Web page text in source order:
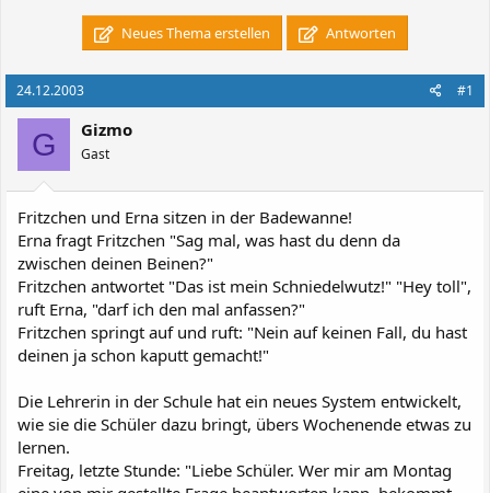
Neues Thema erstellen Antworten
24.12.2003 #1
G Gizmo
Gast
Fritzchen und Erna sitzen in der Badewanne!
Erna fragt Fritzchen "Sag mal, was hast du denn da
zwischen deinen Beinen?"
Fritzchen antwortet "Das ist mein Schniedelwutz!" "Hey toll",
ruft Erna, "darf ich den mal anfassen?"
Fritzchen springt auf und ruft: "Nein auf keinen Fall, du hast
deinen ja schon kaputt gemacht!"
Die Lehrerin in der Schule hat ein neues System entwickelt,
wie sie die Schüler dazu bringt, übers Wochenende etwas zu
lernen.
Freitag, letzte Stunde: "Liebe Schüler. Wer mir am Montag